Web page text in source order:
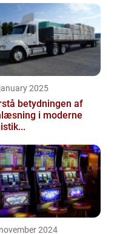
2025
betydningen af
i moderne
2024